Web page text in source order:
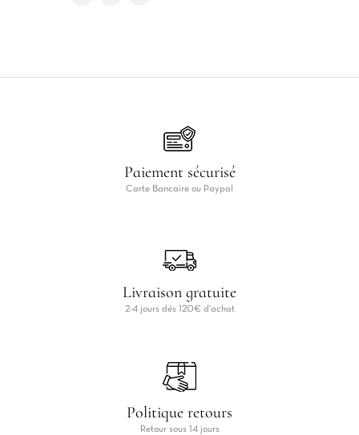
Paiement sécurisé
Carte Bancaire ou Paypal
Livraison gratuite
2-4 jours dés 120€ d'achat
Politique retours
Retour sous 14 jours